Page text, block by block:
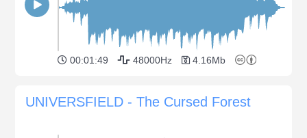
00:01:49 48000Hz 4.16Mb
UNIVERSFIELD - The Cursed Forest